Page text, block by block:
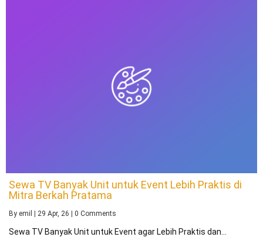
Sewa TV Banyak Unit untuk Event Lebih Praktis di
Mitra Berkah Pratama
By emil 29 Apr, 26 0 Comments
Sewa TV Banyak Unit untuk Event agar Lebih Praktis dan…